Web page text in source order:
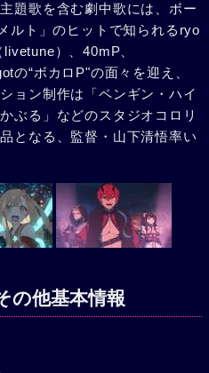
題歌を含む劇中歌には、ボー
ルト」のヒットで知られるryo
）、40mP、
の“ボカロP"の面々を迎え、
ョン制作は「ペンギン・ハイ
ぶる」などのスタジオコロリ
となる、監督・山下清悟率い
の他基本情報